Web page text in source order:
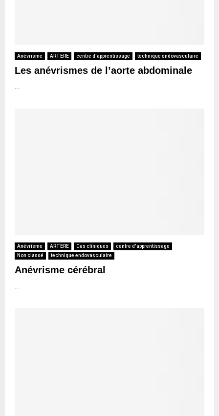
Anévrisme ARTERE centre d'apprentissage technique endovasculaire
Les anévrismes de l’aorte abdominale
...
Anévrisme ARTERE Cas cliniques
centre d'apprentissage
Non classé
technique endovasculaire
Anévrisme cérébral